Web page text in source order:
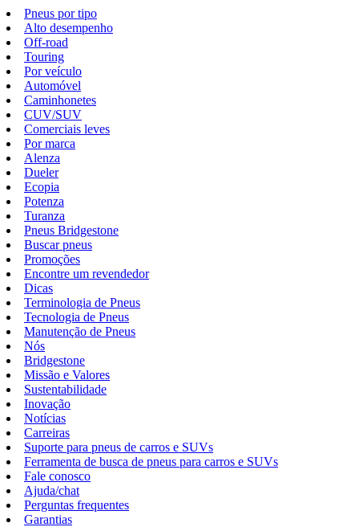
Pneus por tipo
Alto desempenho
Off-road
Touring
Por veículo
Automóvel
Caminhonetes
CUV/SUV
Comerciais leves
Por marca
Alenza
Dueler
Ecopia
Potenza
Turanza
Pneus Bridgestone
Buscar pneus
Promoções
Encontre um revendedor
Dicas
Terminologia de Pneus
Tecnologia de Pneus
Manutenção de Pneus
Nós
Bridgestone
Missão e Valores
Sustentabilidade
Inovação
Notícias
Carreiras
Suporte para pneus de carros e SUVs
Ferramenta de busca de pneus para carros e SUVs
Fale conosco
Ajuda/chat
Perguntas frequentes
Garantias